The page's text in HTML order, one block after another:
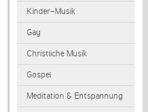
Kinder-Musik
Gay
Christliche Musik
Gospel
Meditation & Entspannung